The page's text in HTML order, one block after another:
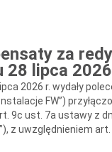
za
28 lipca 2026
2026 r. wydały
FW”)
9c ust. 7a ustawy z
z uwzględnieniem